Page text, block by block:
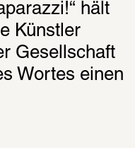
hält
Künstler
Gesellschaft
Wortes einen